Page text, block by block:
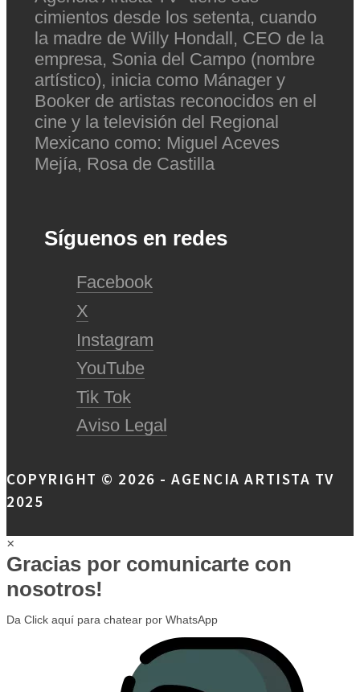
cimientos desde los setenta, cuando
la madre de Willy Hondall, CEO de la
empresa, Sonia del Campo (nombre
artístico), inicia como Mánager y
Booker de artistas reconocidos en el
cine y la televisión del Regional
Mexicano como: Miguel Aceves
Mejía, Rosa de Castilla
Síguenos en redes
Facebook
X
Instagram
YouTube
Tik Tok
Aviso Legal
COPYRIGHT © 2026 - AGENCIA ARTISTA TV
2025
×
Gracias por comunicarte con
nosotros!
Da Click aquí para chatear por WhatsApp